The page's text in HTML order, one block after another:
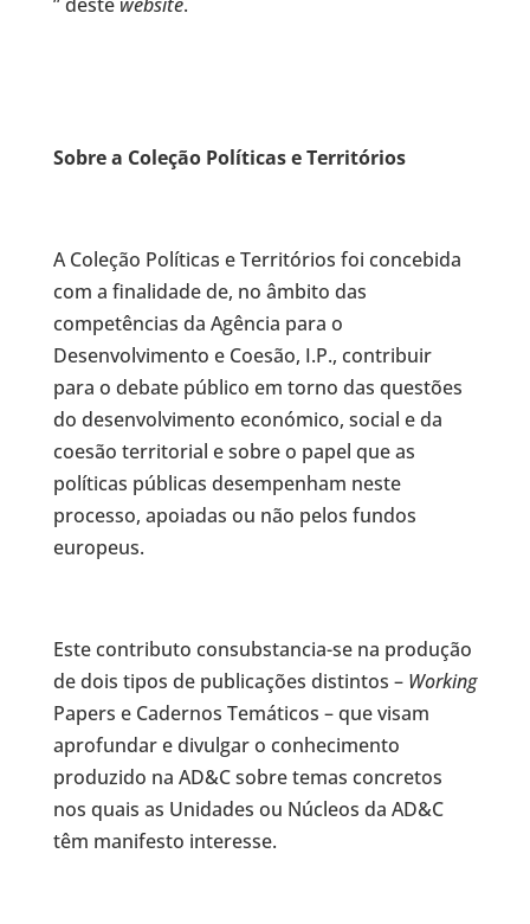
Sobre a Coleção Políticas e Territórios
A Coleção Políticas e Territórios foi concebida
com a finalidade de, no âmbito das
competências da Agência para o
Desenvolvimento e Coesão, I.P., contribuir
para o debate público em torno das questões
do desenvolvimento económico, social e da
coesão territorial e sobre o papel que as
políticas públicas desempenham neste
processo, apoiadas ou não pelos fundos
europeus.
Este contributo consubstancia-se na produção
de dois tipos de publicações distintos – Working
Papers e Cadernos Temáticos – que visam
aprofundar e divulgar o conhecimento
produzido na AD&C sobre temas concretos
nos quais as Unidades ou Núcleos da AD&C
têm manifesto interesse.